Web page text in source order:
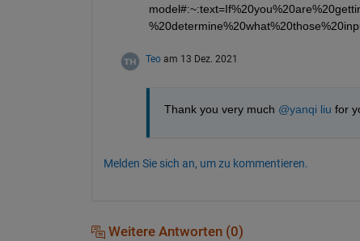
Teo am 13 Dez. 2021
Thank you very much @yanqi liu for
Melden Sie sich an, um zu kommentieren.
Weitere Antworten (0)